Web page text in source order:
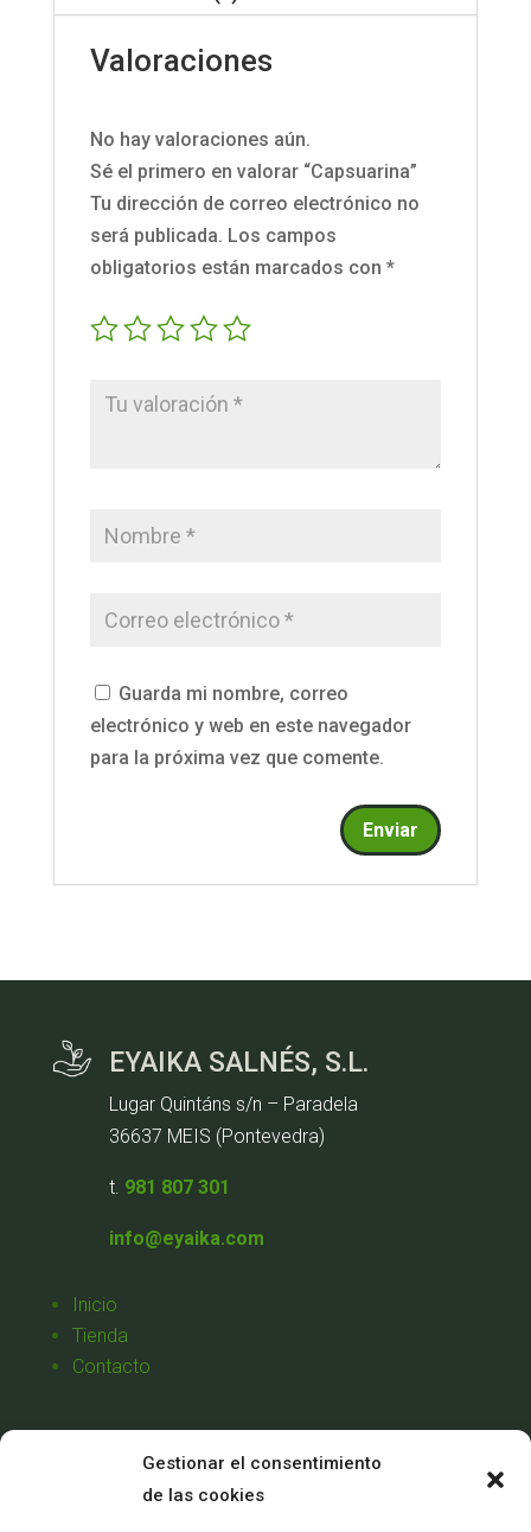
Gestionar el consentimiento
de las cookies
Valoraciones
No hay valoraciones aún.
Sé el primero en valorar “Capsuarina”
Tu dirección de correo electrónico no
será publicada. Los campos
obligatorios están marcados con *
Guarda mi nombre, correo
electrónico y web en este navegador
para la próxima vez que comente.
EYAIKA SALNÉS, S.L.
Lugar Quintáns s/n – Paradela
36637 MEIS (Pontevedra)
t. 981 807 301
info@eyaika.com
Inicio
Tienda
Contacto
Aviso Legal
Política de Privacidad